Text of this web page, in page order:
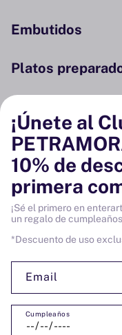
Embutidos
Platos
Conservas y
Despensa
Bodega
Vinos
¡Únete al
10% de
primera
¡Sé el primero en
un regalo de
*Descuento de uso
Email
Cumpleaños